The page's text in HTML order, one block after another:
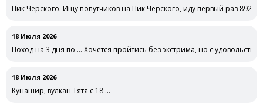
Пик Черского. Ищу попутчиков на Пик Черского, иду первый раз
18 Июля 2026
Поход на 3 дня по … Хочется пройтись без экстрима, но с
18 Июля 2026
Кунашир, вулкан Тятя с 18 …